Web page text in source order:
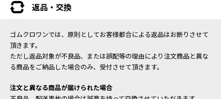
返品・交換
ゴムクロワンでは、原則としてお客様都合による返品はお断りさせて
頂きます。
ただし返品対象が不良品、または誤配等の理由により注文商品と異な
る商品をご納品した場合のみ、受付させて頂きます。
注文と異なる商品が届けられた場合